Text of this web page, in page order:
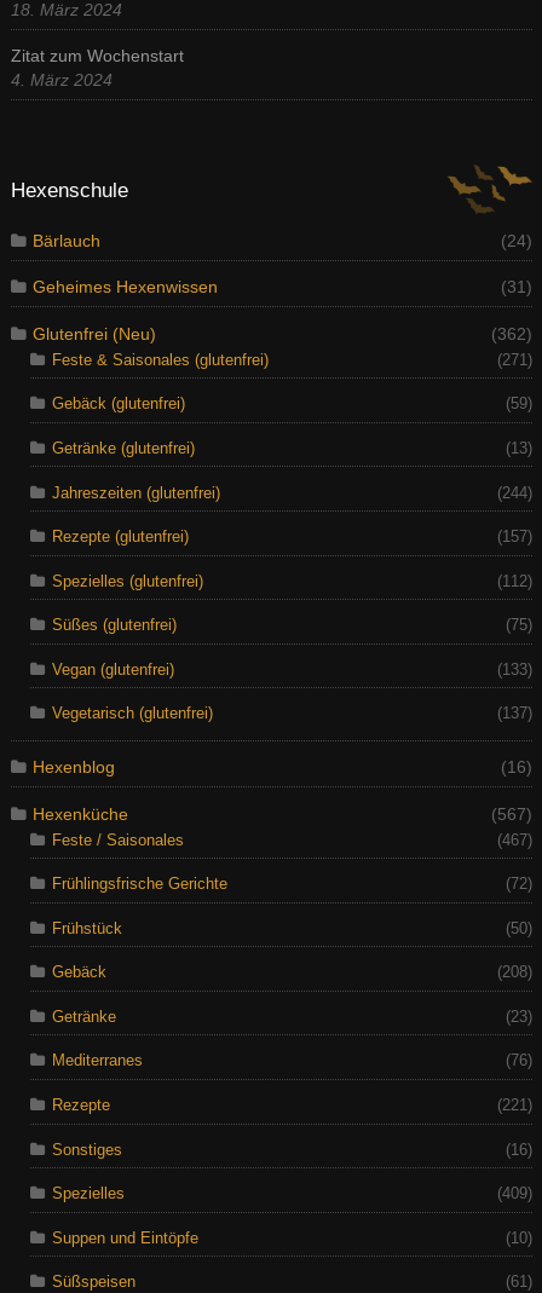
18. März 2024
Zitat zum Wochenstart
4. März 2024
Hexenschule
Bärlauch (24)
Geheimes Hexenwissen (31)
Glutenfrei (Neu)
(362)
Feste & Saisonales (glutenfrei)
(271)
Gebäck (glutenfrei) (59)
Getränke (glutenfrei) (13)
Jahreszeiten (glutenfrei) (244)
Rezepte (glutenfrei) (157)
Spezielles (glutenfrei) (112)
Süßes (glutenfrei) (75)
Vegan (glutenfrei) (133)
Vegetarisch (glutenfrei) (137)
Hexenblog (16)
Hexenküche
(567)
Feste / Saisonales
(467)
Frühlingsfrische Gerichte (72)
Frühstück (50)
Gebäck (208)
Getränke (23)
Mediterranes (76)
Rezepte (221)
Sonstiges (16)
Spezielles (409)
Suppen und Eintöpfe (10)
Süßspeisen (61)